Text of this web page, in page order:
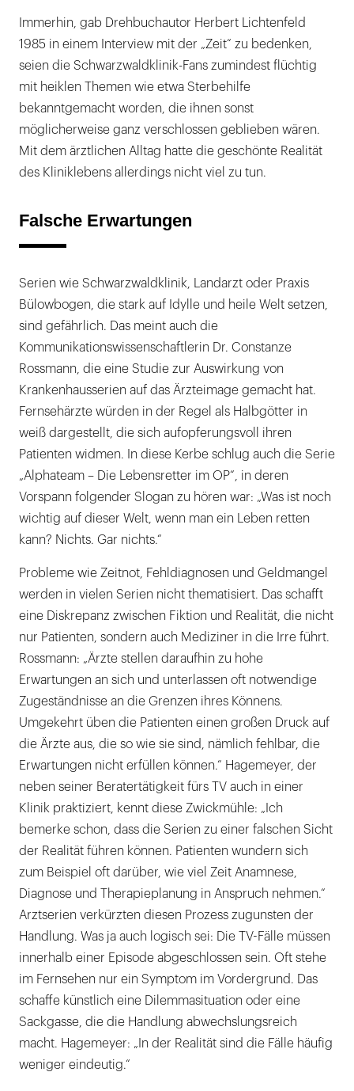
Immerhin, gab Drehbuchautor Herbert Lichtenfeld
1985 in einem Interview mit der „Zeit“ zu bedenken,
seien die Schwarzwaldklinik-Fans zumindest flüchtig
mit heiklen Themen wie etwa Sterbehilfe
bekanntgemacht worden, die ihnen sonst
möglicherweise ganz verschlossen geblieben wären.
Mit dem ärztlichen Alltag hatte die geschönte Realität
des Kliniklebens allerdings nicht viel zu tun.
Falsche Erwartungen
Serien wie Schwarzwaldklinik, Landarzt oder Praxis
Bülowbogen, die stark auf Idylle und heile Welt setzen,
sind gefährlich. Das meint auch die
Kommunikationswissenschaftlerin Dr. Constanze
Rossmann, die eine Studie zur Auswirkung von
Krankenhausserien auf das Ärzteimage gemacht hat.
Fernsehärzte würden in der Regel als Halbgötter in
weiß dargestellt, die sich aufopferungsvoll ihren
Patienten widmen. In diese Kerbe schlug auch die Serie
„Alphateam – Die Lebensretter im OP“, in deren
Vorspann folgender Slogan zu hören war: „Was ist noch
wichtig auf dieser Welt, wenn man ein Leben retten
kann? Nichts. Gar nichts.“
Probleme wie Zeitnot, Fehldiagnosen und Geldmangel
werden in vielen Serien nicht thematisiert. Das schafft
eine Diskrepanz zwischen Fiktion und Realität, die nicht
nur Patienten, sondern auch Mediziner in die Irre führt.
Rossmann: „Ärzte stellen daraufhin zu hohe
Erwartungen an sich und unterlassen oft notwendige
Zugeständnisse an die Grenzen ihres Könnens.
Umgekehrt üben die Patienten einen großen Druck auf
die Ärzte aus, die so wie sie sind, nämlich fehlbar, die
Erwartungen nicht erfüllen können.“ Hagemeyer, der
neben seiner Beratertätigkeit fürs TV auch in einer
Klinik praktiziert, kennt diese Zwickmühle: „Ich
bemerke schon, dass die Serien zu einer falschen Sicht
der Realität führen können. Patienten wundern sich
zum Beispiel oft darüber, wie viel Zeit Anamnese,
Diagnose und Therapieplanung in Anspruch nehmen.“
Arztserien verkürzten diesen Prozess zugunsten der
Handlung. Was ja auch logisch sei: Die TV-Fälle müssen
innerhalb einer Episode abgeschlossen sein. Oft stehe
im Fernsehen nur ein Symptom im Vordergrund. Das
schaffe künstlich eine Dilemmasituation oder eine
Sackgasse, die die Handlung abwechslungsreich
macht. Hagemeyer: „In der Realität sind die Fälle häufig
weniger eindeutig.“